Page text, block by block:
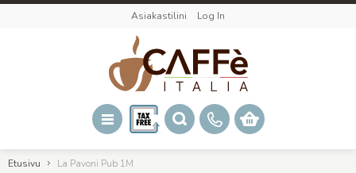
Asiakastilini Log In
Etusivu La Pavoni Pub 1M